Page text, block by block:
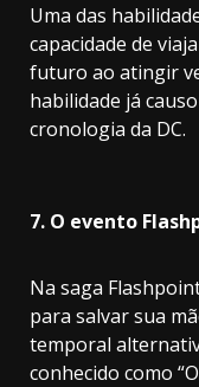
Uma das
capacidade de
futuro ao atingir
habilidade já
cronologia da DC.
7. O evento
Na saga
para salvar sua
temporal
conhecido como